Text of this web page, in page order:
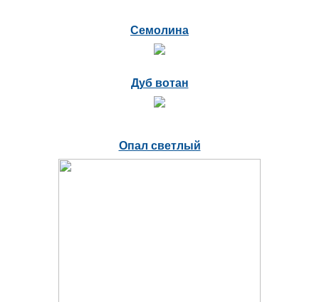
Семолина
Дуб вотан
Опал светлый